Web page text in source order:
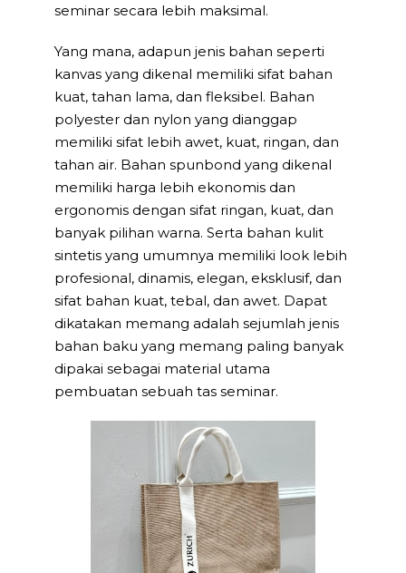
seminar secara lebih maksimal.
Yang mana, adapun jenis bahan seperti
kanvas yang dikenal memiliki sifat bahan
kuat, tahan lama, dan fleksibel. Bahan
polyester dan nylon yang dianggap
memiliki sifat lebih awet, kuat, ringan, dan
tahan air. Bahan spunbond yang dikenal
memiliki harga lebih ekonomis dan
ergonomis dengan sifat ringan, kuat, dan
banyak pilihan warna. Serta bahan kulit
sintetis yang umumnya memiliki look lebih
profesional, dinamis, elegan, eksklusif, dan
sifat bahan kuat, tebal, dan awet. Dapat
dikatakan memang adalah sejumlah jenis
bahan baku yang memang paling banyak
dipakai sebagai material utama
pembuatan sebuah tas seminar.